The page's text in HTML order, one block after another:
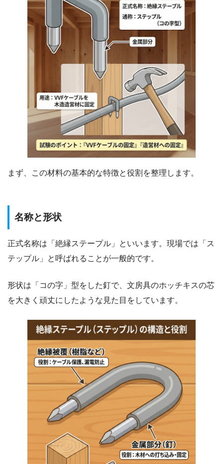
まず、この材料の基本的な特徴と役割を整理します。
名称と形状
正式名称は「絶縁ステープル」といいます。現場では「ス
テップル」と呼ばれることが一般的です。
形状は「コの字」型をした釘で、文房具のホッチキスの芯
を大きく頑丈にしたような見た目をしています。